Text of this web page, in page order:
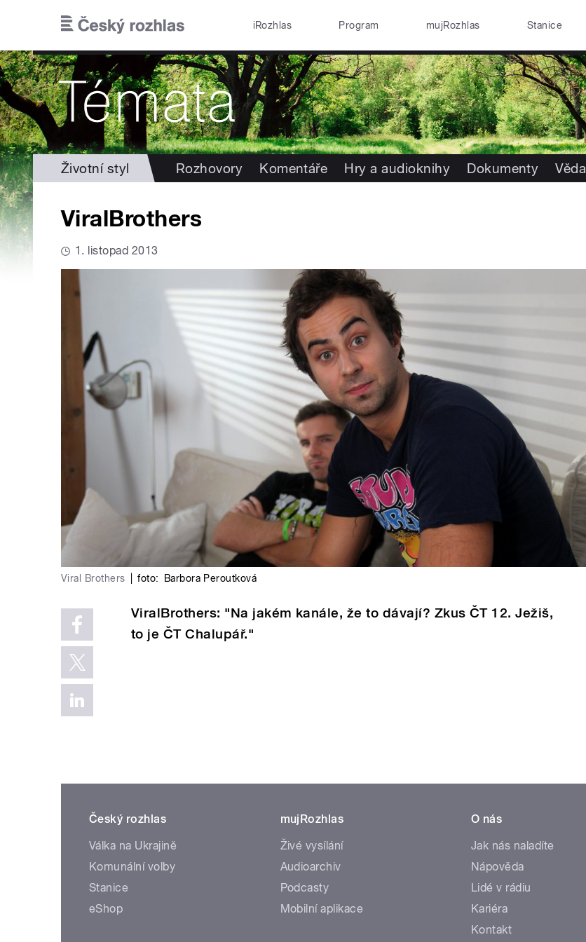
iRozhlas Program mujRozhlas Stanice
Životní styl Rozhovory Komentáře Hry a audioknihy Dokumenty Věda
ViralBrothers
1. listopad 2013
Viral Brothers foto: Barbora Peroutková
ViralBrothers: "Na jakém kanále, že to dávají? Zkus ČT 12. Ježiš,
to je ČT Chalupář."
Český rozhlas
Válka na Ukrajině
Komunální volby
Stanice
eShop
mujRozhlas
Živé vysílání
Audioarchiv
Podcasty
Mobilní aplikace
O nás
Jak nás naladíte
Nápověda
Lidé v rádiu
Kariéra
Kontakt